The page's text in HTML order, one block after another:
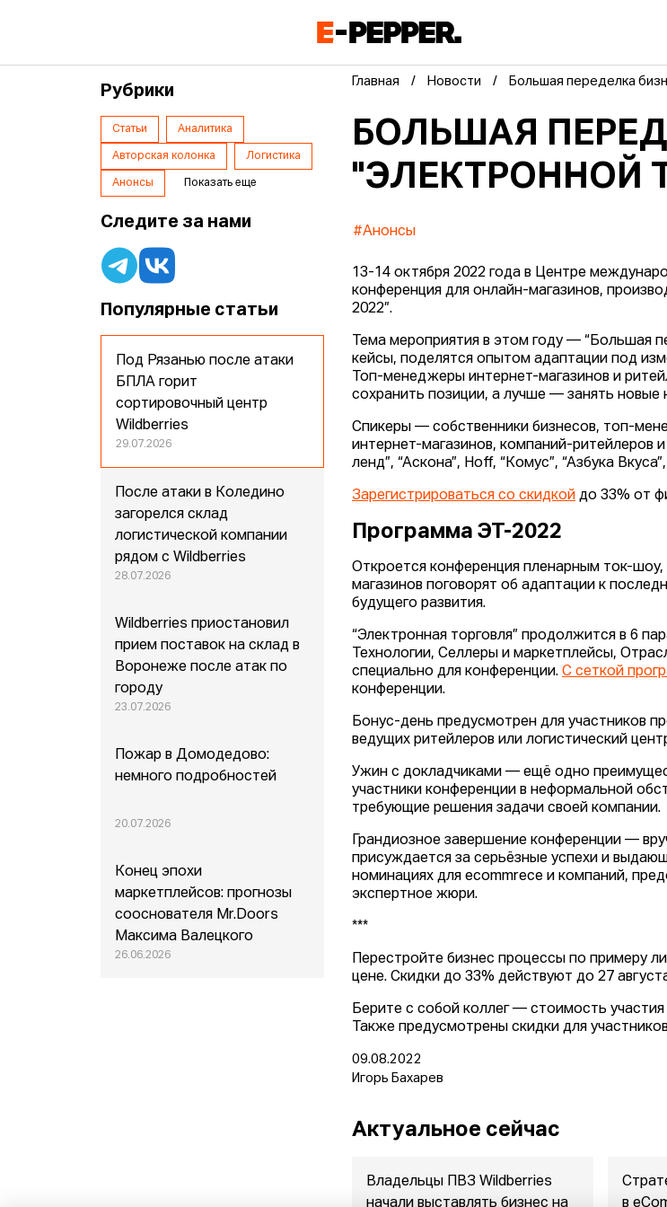
Главная Новости Большая переделка
БОЛЬШАЯ
"ЭЛЕКТРОННОЙ
#Анонсы
13-14 октября 2022 года в Центре
конференция для онлайн-магазинов,
2022”.
Тема мероприятия в этом году — “Большая
кейсы, поделятся опытом адаптации под
Топ-менеджеры интернет-магазинов и
сохранить позиции, а лучше — занять новые
Спикеры — собственники бизнесов, топ-
интернет-магазинов, компаний-ритейлеров
ленд”, “Аскона”, Hoff, “Комус”, “Азбука
Зарегистрироваться со скидкой до 33% от
Программа ЭТ-2022
Откроется конференция пленарным ток-
магазинов поговорят об адаптации к
будущего развития.
“Электронная торговля” продолжится в 6
Технологии, Селлеры и маркетплейсы,
специально для конференции.С сеткой
конференции.
Бонус-день предусмотрен для участников
ведущих ритейлеров или логистический
Ужин с докладчиками — ещё одно
участники конференции в неформальной
требующие решения задачи своей компании.
Грандиозное завершение конференции —
присуждается за серьёзные успехи и
номинациях для ecommrece и компаний,
экспертное жюри.
***
Перестройте бизнес процессы по примеру
цене. Скидки до 33% действуют до 27
Берите с собой коллег — стоимость
Также предусмотрены скидки для
09.08.2022
Игорь Бахарев
Актуальное сейчас
Владельцы ПВЗ Wildberries
начали выставлять бизнес на
в
Рубрики
Статьи Аналитика
Авторская колонка Логистика
Анонсы Показать еще
Следите за нами
Популярные статьи
Под Рязанью после атаки
БПЛА горит
сортировочный центр
Wildberries
29.07.2026
После атаки в Коледино
загорелся склад
логистической компании
рядом с Wildberries
28.07.2026
Wildberries приостановил
прием поставок на склад в
Воронеже после атак по
городу
23.07.2026
Пожар в Домодедово:
немного подробностей
20.07.2026
Конец эпохи
маркетплейсов: прогнозы
сооснователя Mr.Doors
Максима Валецкого
26.06.2026